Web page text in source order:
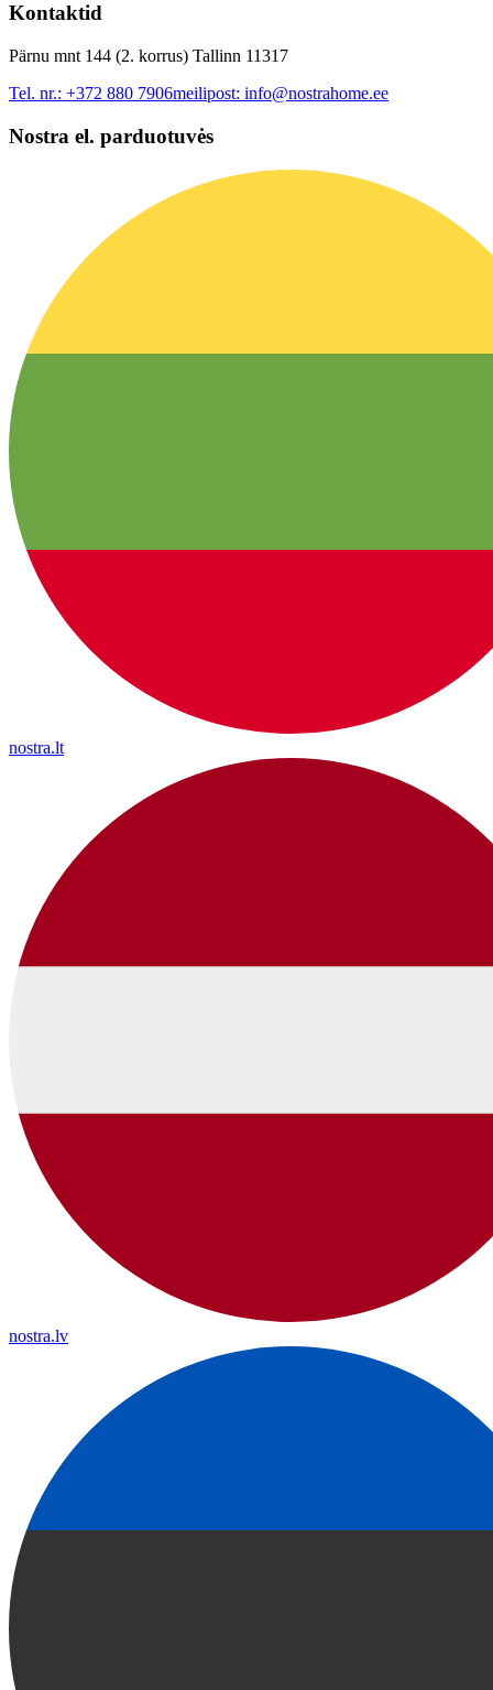
Kontaktid
Pärnu mnt 144 (2. korrus) Tallinn 11317
Tel. nr.: +372 880 7906meilipost: info@nostrahome.ee
Nostra el. parduotuvės
nostra.lt
nostra.lv